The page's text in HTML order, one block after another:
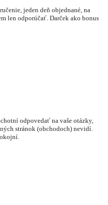
jeden deň objednané, na
len odporúčať. Darček ako bonus
odpovedať na vaše otázky,
stránok (obchodoch) nevidí.